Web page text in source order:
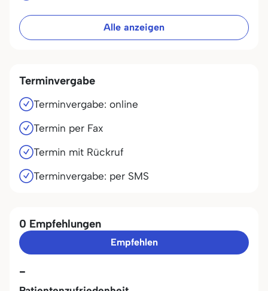
Alle anzeigen
Terminvergabe
Terminvergabe: online
Termin per Fax
Termin mit Rückruf
Terminvergabe: per SMS
0 Empfehlungen
Empfehlen
-